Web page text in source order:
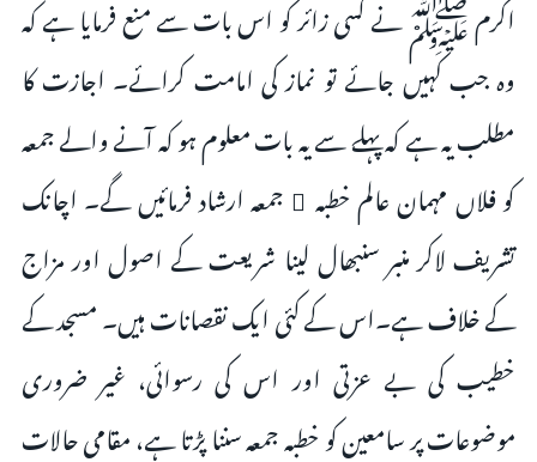
اکرم ﷺ نے کسی زائر کو اس بات سے منع فرمایا ہے کہ
وہ جب کہیں جائے تو نماز کی امامت کرائے۔ اجازت کا
مطلب یہ ہے کہ پہلے سے یہ بات معلوم ہو کہ آنے والے جمعہ
کو فلاں مہمان عالم خطبہ ٔ جمعہ ارشاد فرمائیں گے۔ اچانک
تشریف لاکر منبر سنبھال لینا شریعت کے اصول اور مزاج
کے خلاف ہے۔اس کے کئی ایک نقصانات ہیں۔ مسجد کے
خطیب کی بے عزتی اور اس کی رسوائی، غیر ضروری
موضوعات پر سامعین کو خطبہ جمعہ سننا پڑتا ہے، مقامی حالات